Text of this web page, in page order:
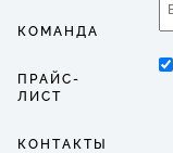
КОМАНДА
ПРАЙС-
ЛИСТ
КОНТАКТЫ